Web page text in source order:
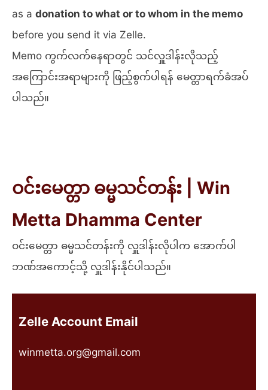
as a donation to what or to whom in the memo
before you send it via Zelle.
Memo ကွက်လက်နေရာတွင် သင်လှူဒါန်းလိုသည့်
အကြောင်းအရာများကို ဖြည့်စွက်ပါရန် မေတ္တာရက်ခံအပ်
ပါသည်။
ဝင်းမေတ္တာ ဓမ္မသင်တန်း | Win
Metta Dhamma Center
ဝင်းမေတ္တာ ဓမ္မသင်တန်းကို လှူဒါန်းလိုပါက အောက်ပါ
ဘဏ်အကောင့်သို့ လှူဒါန်းနိုင်ပါသည်။
Zelle Account Email
winmetta.org@gmail.com